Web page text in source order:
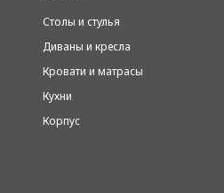
Столы и стулья
Диваны и кресла
Кровати и матрасы
Кухни
Корпус